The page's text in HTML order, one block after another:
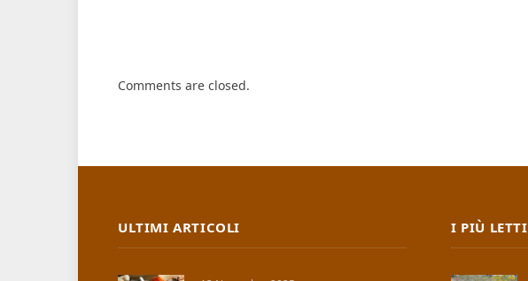
Comments are closed.
ULTIMI ARTICOLI I PIÙ LETTI